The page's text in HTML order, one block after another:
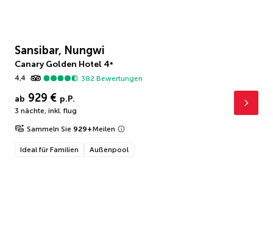
Sansibar, Nungwi
Canary Golden Hotel 4*
4,4
382 Bewertungen
ab 929 € p.P.
3 nächte, inkl. flug
Sammeln Sie 929+Meilen
Ideal für Familien Außenpool